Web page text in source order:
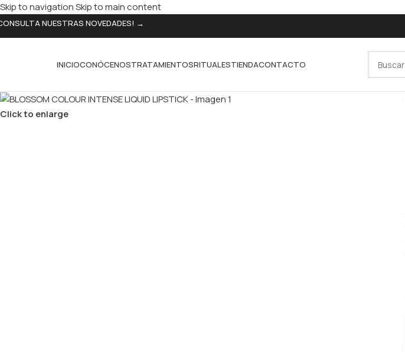
Skip to navigationSkip to main content
NUESTRAS NOVEDADES! →
INICIOCONÓCENOSTRATAMIENTOSRITUALESTIENDACONTACTO
Click to enlarge